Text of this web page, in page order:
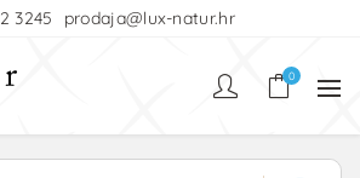
3245 prodaja@lux-natur.hr
0